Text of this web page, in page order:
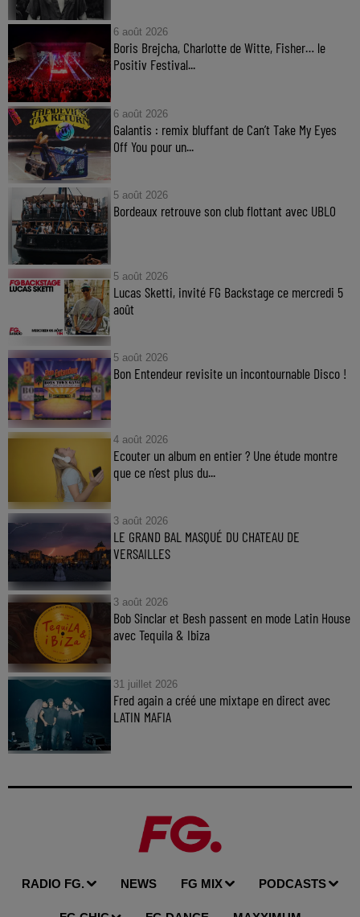
6 août 2026
Boris Brejcha, Charlotte de Witte, Fisher… le
Positiv Festival...
6 août 2026
Galantis : remix bluffant de Can’t Take My Eyes
Off You pour un...
5 août 2026
Bordeaux retrouve son club flottant avec UBLO
5 août 2026
Lucas Sketti, invité FG Backstage ce mercredi 5
août
5 août 2026
Bon Entendeur revisite un incontournable Disco !
4 août 2026
Ecouter un album en entier ? Une étude montre
que ce n’est plus du...
3 août 2026
LE GRAND BAL MASQUÉ DU CHATEAU DE
VERSAILLES
3 août 2026
Bob Sinclar et Besh passent en mode Latin House
avec Tequila & Ibiza
31 juillet 2026
Fred again a créé une mixtape en direct avec
LATIN MAFIA
RADIO FG. NEWS FG MIX PODCASTS